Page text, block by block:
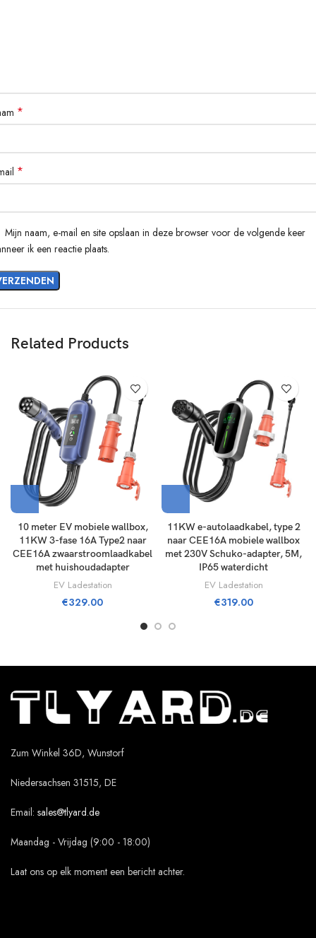
App wifi-versie
Pakket lijst:
1*EV-laadstation
1 x ophangbord
1*Type 2 oplaadkabel
1*Installatieaccessoires
*
*
Mijn naam, e-mail en site opslaan in deze browser voor de volgende keer
ik een reactie plaats.
Related Products
10 meter EV mobiele wallbox,
11KW 3-fase 16A Type2 naar
CEE16A zwaarstroomlaadkabel
met huishoudadapter
EV Ladestation
€329.00
11KW e-autolaadkabel, type 2
naar CEE16A mobiele wallbox
met 230V Schuko-adapter, 5M,
IP65 waterdicht
EV Ladestation
€319.00
Zum Winkel 36D, Wunstorf
Niedersachsen 31515, DE
Email: sales@tlyard.de
Maandag - Vrijdag (9:00 - 18:00)
Laat ons op elk moment een bericht achter.